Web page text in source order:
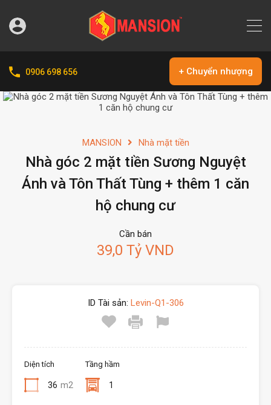
0906 698 656 + Chuyển nhượng
MANSION Nhà mặt tiền
Nhà góc 2 mặt tiền Sương Nguyệt
Ánh và Tôn Thất Tùng + thêm 1 căn
hộ chung cư
Cần bán
39,0 Tỷ VND
ID Tài sản: Levin-Q1-306
Diện tích
36 m2
Tầng hầm
1